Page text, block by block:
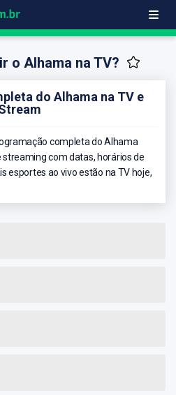
o Alhama na TV?
do Alhama na TV e
completa do Alhama
streaming com datas, horários de
esportes ao vivo estão na TV hoje,